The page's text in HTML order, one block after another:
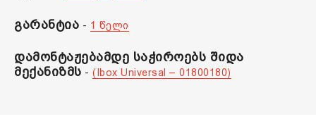
გარანტია - 1 წელი
დამონტაჟებამდე საჭიროებს შიდა
მექანიზმს - (Ibox Universal – 01800180)